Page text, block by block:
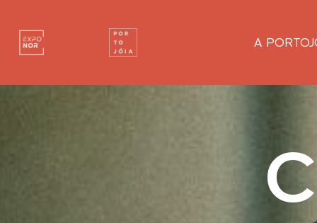
A